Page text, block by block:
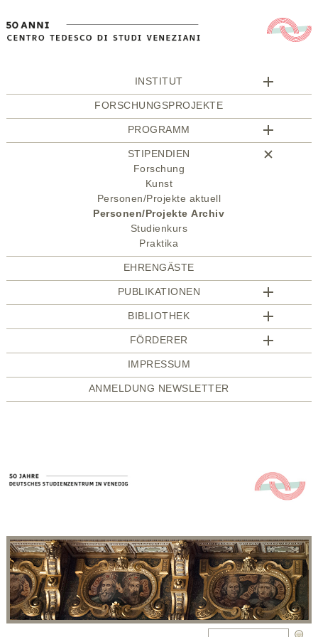
INSTITUT
FORSCHUNGSPROJEKTE
PROGRAMM
STIPENDIEN
Forschung
Kunst
Personen/Projekte aktuell
Personen/Projekte Archiv
Studienkurs
Praktika
EHRENGÄSTE
PUBLIKATIONEN
BIBLIOTHEK
FÖRDERER
IMPRESSUM
ANMELDUNG NEWSLETTER